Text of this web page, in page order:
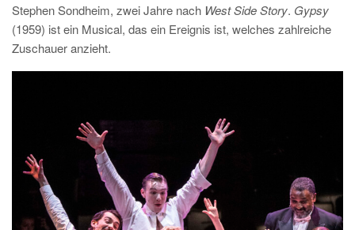
Stephen Sondheim, zwei Jahre nach West Side Story. Gypsy
(1959) ist ein Musical, das ein Ereignis ist, welches zahlreiche
Zuschauer anzieht.